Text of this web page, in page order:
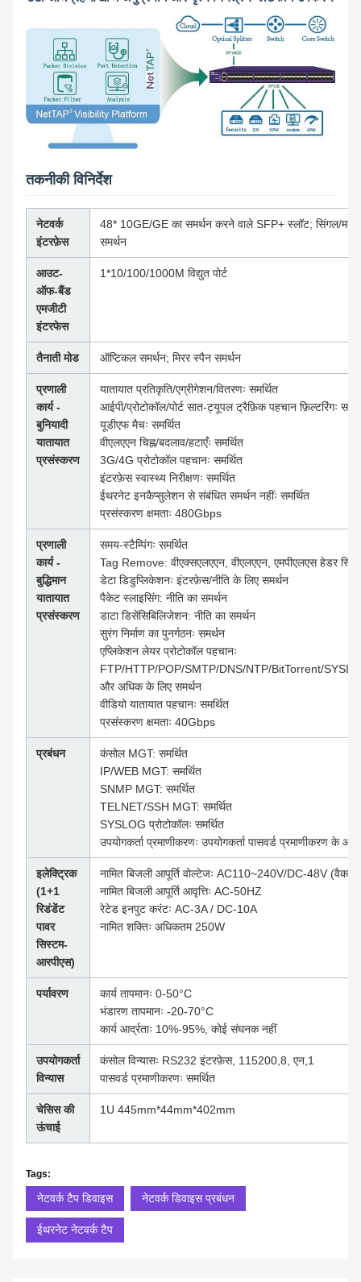
तकनीकी विनिर्देश
नेटवर्क
इंटरफ़ेस
48* 10GE/GE का समर्थन करने वाले SFP+ स्लॉट; सिंगल/
समर्थन
आउट-
ऑफ-बैंड
एमजीटी
इंटरफेस
1*10/100/1000M विद्युत पोर्ट
तैनाती मोड ऑप्टिकल समर्थन; मिरर स्पैन समर्थन
प्रणाली
कार्य -
बुनियादी
यातायात
प्रसंस्करण
यातायात प्रतिकृति/एग्रीगेशन/वितरणः समर्थित
आईपी/प्रोटोकॉल/पोर्ट सात-ट्यूपल ट्रैफ़िक पहचान फ़िल्टरिंगः
यूडीएफ मैचः समर्थित
वीएलएएन चिह्न/बदलाव/हटाएँः समर्थित
3G/4G प्रोटोकॉल पहचानः समर्थित
इंटरफ़ेस स्वास्थ्य निरीक्षणः समर्थित
ईथरनेट इनकैप्सुलेशन से संबंधित समर्थन नहींः समर्थित
प्रसंस्करण क्षमताः 480Gbps
प्रणाली
कार्य -
बुद्धिमान
यातायात
प्रसंस्करण
समय-स्टैम्पिंगः समर्थित
Tag Remove: वीएक्सएलएएन, वीएलएएन, एमपीएलएस हेडर
डेटा डिडुप्लिकेशनः इंटरफ़ेस/नीति के लिए समर्थन
पैकेट स्लाइसिंग: नीति का समर्थन
डाटा डिसेंसिबिलिजेशन: नीति का समर्थन
सुरंग निर्माण का पुनर्गठनः समर्थन
एप्लिकेशन लेयर प्रोटोकॉल पहचानः
FTP/HTTP/POP/SMTP/DNS/NTP/BitTorrent/
और अधिक के लिए समर्थन
वीडियो यातायात पहचानः समर्थित
प्रसंस्करण क्षमताः 40Gbps
प्रबंधन
कंसोल MGT: समर्थित
IP/WEB MGT: समर्थित
SNMP MGT: समर्थित
TELNET/SSH MGT: समर्थित
SYSLOG प्रोटोकॉलः समर्थित
उपयोगकर्ता प्रमाणीकरणः उपयोगकर्ता पासवर्ड प्रमाणीकरण के
इलेक्ट्रिक
(1+1
रिडंडेंट
पावर
सिस्टम-
आरपीएस)
नामित बिजली आपूर्ति वोल्टेजः AC110~240V/DC-48V
नामित बिजली आपूर्ति आवृत्तिः AC-50HZ
रेटेड इनपुट करंटः AC-3A / DC-10A
नामित शक्तिः अधिकतम 250W
पर्यावरण
कार्य तापमानः 0-50°C
भंडारण तापमानः -20-70°C
कार्य आर्द्रताः 10%-95%, कोई संघनक नहीं
उपयोगकर्ता
विन्यास
कंसोल विन्यासः RS232 इंटरफ़ेस, 115200,8, एन,1
पासवर्ड प्रमाणीकरणः समर्थित
चेसिस की
ऊंचाई
1U 445mm*44mm*402mm
Tags:
नेटवर्क टैप डिवाइस नेटवर्क डिवाइस प्रबंधन
ईथरनेट नेटवर्क टैप